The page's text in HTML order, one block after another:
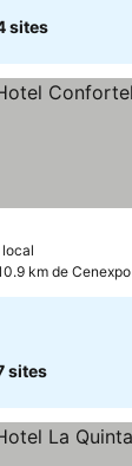
sites
local
km de Cenexpo
sites